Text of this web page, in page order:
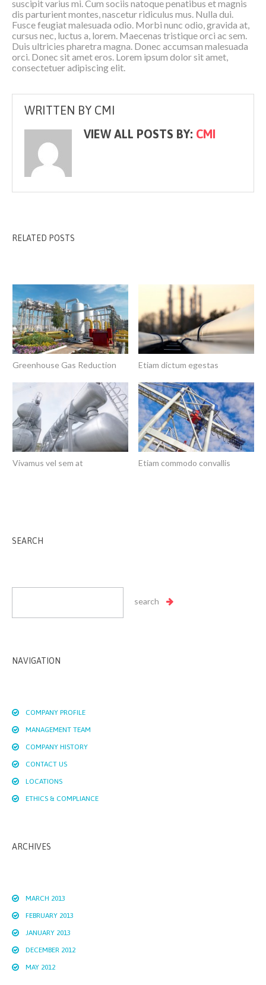
suscipit varius mi. Cum sociis natoque penatibus et magnis
dis parturient montes, nascetur ridiculus mus. Nulla dui.
Fusce feugiat malesuada odio. Morbi nunc odio, gravida at,
cursus nec, luctus a, lorem. Maecenas tristique orci ac sem.
Duis ultricies pharetra magna. Donec accumsan malesuada
orci. Donec sit amet eros. Lorem ipsum dolor sit amet,
consectetuer adipiscing elit.
WRITTEN BY CMI
VIEW ALL POSTS BY: CMI
RELATED POSTS
Greenhouse Gas Reduction Etiam dictum egestas
Vivamus vel sem at Etiam commodo convallis
SEARCH
NAVIGATION
COMPANY PROFILE
MANAGEMENT TEAM
COMPANY HISTORY
CONTACT US
LOCATIONS
ETHICS & COMPLIANCE
ARCHIVES
MARCH 2013
FEBRUARY 2013
JANUARY 2013
DECEMBER 2012
MAY 2012